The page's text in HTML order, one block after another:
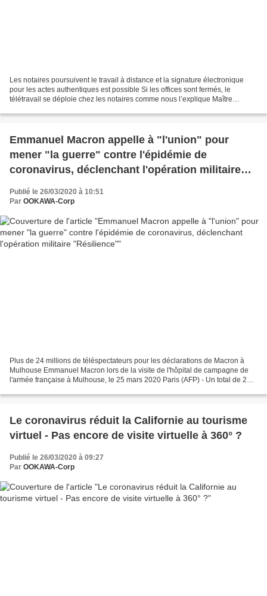
Les notaires poursuivent le travail à distance et la signature électronique
pour les actes authentiques est possible Si les offices sont fermés, le
télétravail se déploie chez les notaires comme nous l’explique Maître
Emmanuel Macron appelle à "l'union" pour
mener "la guerre" contre l'épidémie de
coronavirus, déclenchant l'opération militaire
Publié le 26/03/2020 à 10:51
Par OOKAWA-Corp
Plus de 24 millions de téléspectateurs pour les déclarations de Macron à
Mulhouse Emmanuel Macron lors de la visite de l'hôpital de campagne de
l'armée française à Mulhouse, le 25 mars 2020 Paris (AFP) - Un total de 24,1
Le coronavirus réduit la Californie au tourisme
virtuel - Pas encore de visite virtuelle à 360° ?
Publié le 26/03/2020 à 09:27
Par OOKAWA-Corp